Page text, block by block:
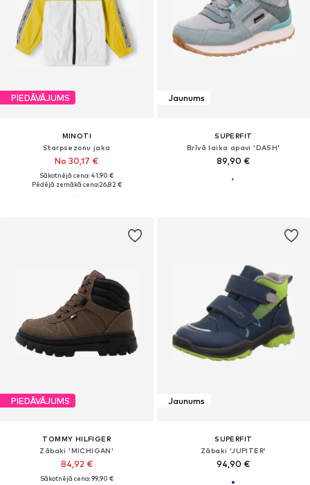
PIEDĀVĀJUMS
MINOTI
Starpsezonu jaka
No 30,17 €
Sākotnējā cena: 41,90 €
Pēdējā zemākā cena:26,82 €
Jaunums
SUPERFIT
Brīvā laika apavi 'DASH'
89,90 €
PIEDĀVĀJUMS
TOMMY HILFIGER
Zābaki 'MICHIGAN'
84,92 €
Sākotnējā cena: 99,90 €
Jaunums
SUPERFIT
Zābaki 'JUPITER'
94,90 €